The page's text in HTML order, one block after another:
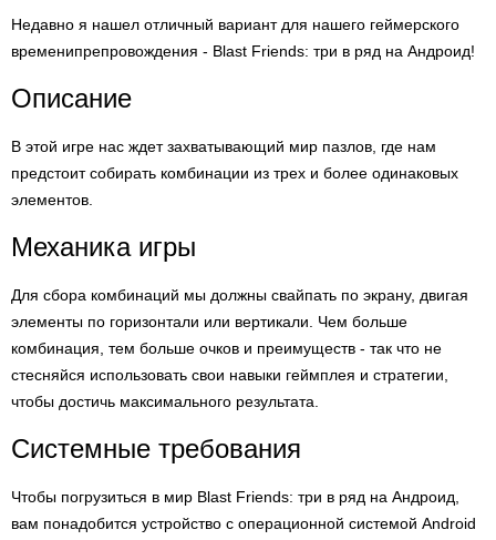
Недавно я нашел отличный вариант для нашего геймерского
временипрепровождения - Blast Friends: три в ряд на Андроид!
Описание
В этой игре нас ждет захватывающий мир пазлов, где нам
предстоит собирать комбинации из трех и более одинаковых
элементов.
Механика игры
Для сбора комбинаций мы должны свайпать по экрану, двигая
элементы по горизонтали или вертикали. Чем больше
комбинация, тем больше очков и преимуществ - так что не
стесняйся использовать свои навыки геймплея и стратегии,
чтобы достичь максимального результата.
Системные требования
Чтобы погрузиться в мир Blast Friends: три в ряд на Андроид,
вам понадобится устройство с операционной системой Android